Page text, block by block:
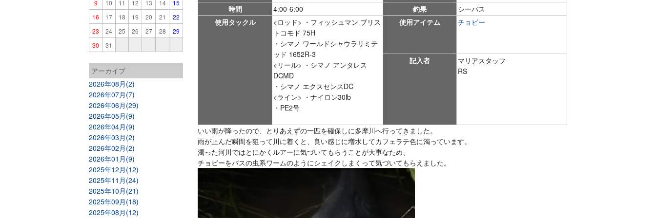
9 10 11 12 13 14
15
16
17 18 19 20 21
22
23
24 25 26 27 28
29
30
31
アーカイブ
2026年08月(2)
2026年07月(7)
2026年06月(29)
2026年05月(9)
2026年04月(9)
2026年03月(2)
2026年02月(2)
2026年01月(9)
2025年12月(12)
2025年11月(24)
2025年10月(21)
2025年09月(18)
2025年08月(12)
時間
4:00-6:00 釣果
シーバス
使用タックル
<ロッド> ・フィッシュマン ブリス
トコモド 75H
・シマノ ワールドシャウラリミテ
ッド 1652R-3
<リール> ・シマノ アンタレス
DCMD
・シマノ エクスセンスDC
<ライン> ・ナイロン30lb
・PE2号
使用アイテム チョビー
記入者
マリアスタッフ
RS
いい雨が降ったので、とりあえずの一匹を確保しに多摩川へ行ってきました。
雨が止んだ瞬間を狙って川に着くと、良い感じに増水してカフェラテ色に濁っています。
濁った河川ではとにかくルアーに気づいてもらうことが大事なため、
チョビーをバスの虫系ワームのようにシェイクしまくって気づいてもらえました。